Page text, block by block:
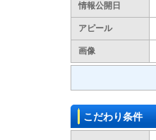
情報公開日
アピール
画像
こだわり条件